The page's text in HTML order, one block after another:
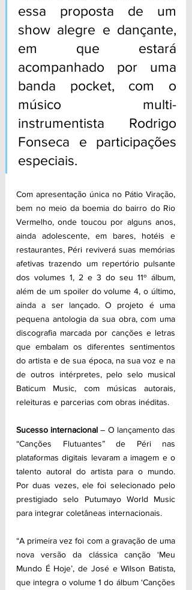
essa proposta de um
show alegre e dançante,
em que estará
acompanhado por uma
banda pocket, com o
músico multi-
instrumentista Rodrigo
Fonseca e participações
especiais.
Com apresentação única no Pátio Viração,
bem no meio da boemia do bairro do Rio
Vermelho, onde toucou por alguns anos,
ainda adolescente, em bares, hotéis e
restaurantes, Péri reviverá suas memórias
afetivas trazendo um repertório pulsante
dos volumes 1, 2 e 3 do seu 11º álbum,
além de um spoiler do volume 4, o último,
ainda a ser lançado. O projeto é uma
pequena antologia da sua obra, com uma
discografia marcada por canções e letras
que embalam os diferentes sentimentos
do artista e de sua época, na sua voz e na
de outros intérpretes, pelo selo musical
Baticum Music, com músicas autorais,
releituras e parcerias com obras inéditas.
Sucesso internacional – O lançamento das
“Canções Flutuantes” de Péri nas
plataformas digitais levaram a imagem e o
talento autoral do artista para o mundo.
Por duas vezes, ele foi selecionado pelo
prestigiado selo Putumayo World Music
para integrar coletâneas internacionais.
“A primeira vez foi com a gravação de uma
nova versão da clássica canção ‘Meu
Mundo É Hoje’, de José e Wilson Batista,
que integra o volume 1 do álbum ‘Canções